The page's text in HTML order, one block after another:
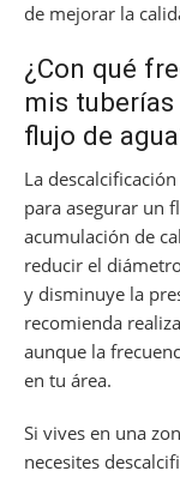
de mejorar la
¿Con qué
mis
flujo de
La
para asegurar un
acumulación de
reducir el
y disminuye la
recomienda
aunque la
en tu área.
Si vives en una
necesites